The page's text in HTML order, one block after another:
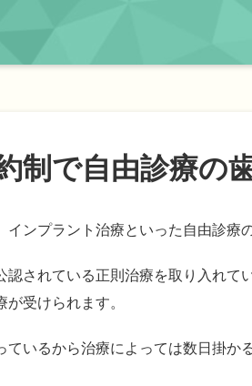
制で自由診療の
ンプラント治療といった自由診療
認されている正則治療を取り入れて
受けられます。
ているから治療によっては数日掛か